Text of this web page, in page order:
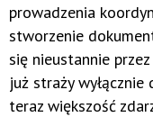
prowadzenia
stworzenie
się nieustannie
już straży
teraz większość